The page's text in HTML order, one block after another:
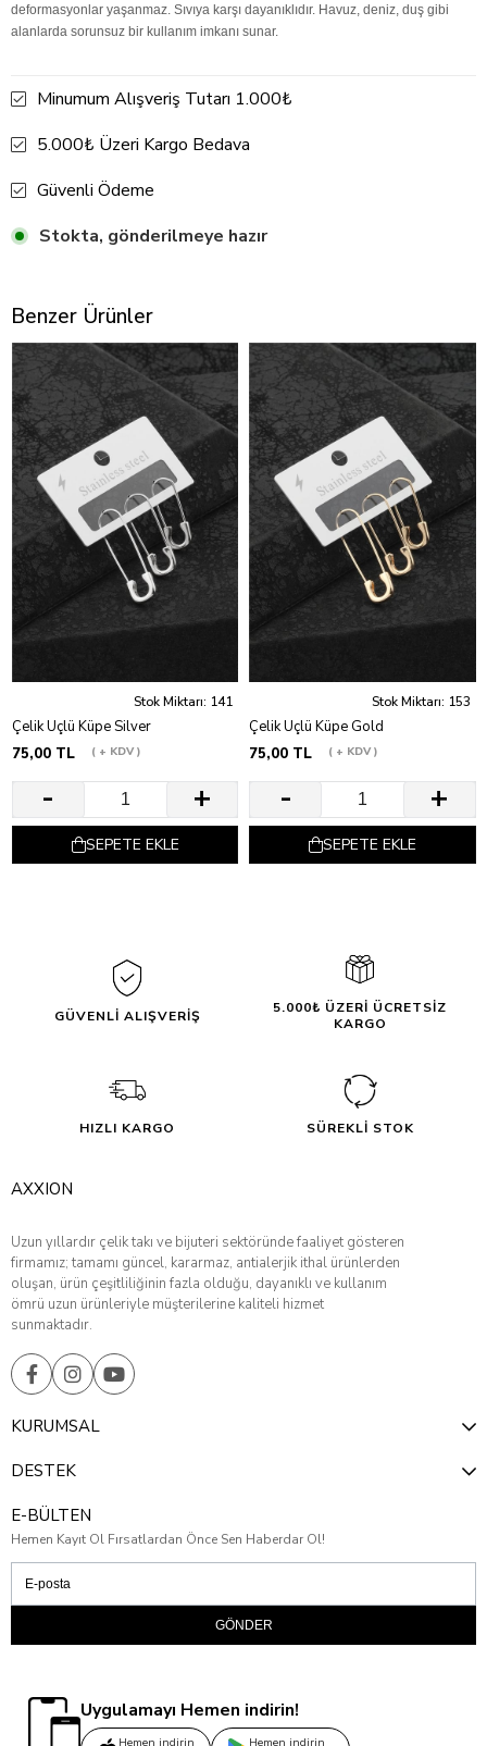
deformasyonlar yaşanmaz. Sıvıya karşı dayanıklıdır. Havuz, deniz, duş gibi
alanlarda sorunsuz bir kullanım imkanı sunar.
Minumum Alışveriş Tutarı 1.000₺
5.000₺ Üzeri Kargo Bedava
Güvenli Ödeme
Stokta, gönderilmeye hazır
Benzer Ürünler
Stok Miktarı: 141
Çelik Üçlü Küpe Silver
75,00 TL
+ KDV
SEPETE EKLE
Stok Miktarı: 153
Çelik Üçlü Küpe Gold
75,00 TL
+ KDV
SEPETE EKLE
GÜVENLİ ALIŞVERİŞ
5.000₺ ÜZERİ ÜCRETSİZ
KARGO
HIZLI KARGO SÜREKLİ STOK
AXXION
Uzun yıllardır çelik takı ve bijuteri sektöründe faaliyet gösteren
firmamız; tamamı güncel, kararmaz, antialerjik ithal ürünlerden
oluşan, ürün çeşitliliğinin fazla olduğu, dayanıklı ve kullanım
ömrü uzun ürünleriyle müşterilerine kaliteli hizmet
sunmaktadır.
KURUMSAL
DESTEK
E-BÜLTEN
Hemen Kayıt Ol Fırsatlardan Önce Sen Haberdar Ol!
GÖNDER
Uygulamayı Hemen indirin!
Hemen indirin Hemen indirin